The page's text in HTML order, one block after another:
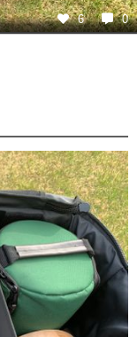
6 0